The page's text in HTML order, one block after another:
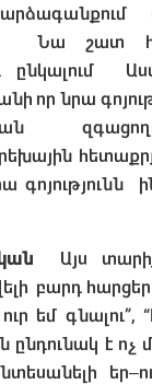
Նա շատ
ընկալում
որ նրա
գոյությունն
Այս
բարդ հարցեր
եմ գնալու”,
ընդունակ է ոչ